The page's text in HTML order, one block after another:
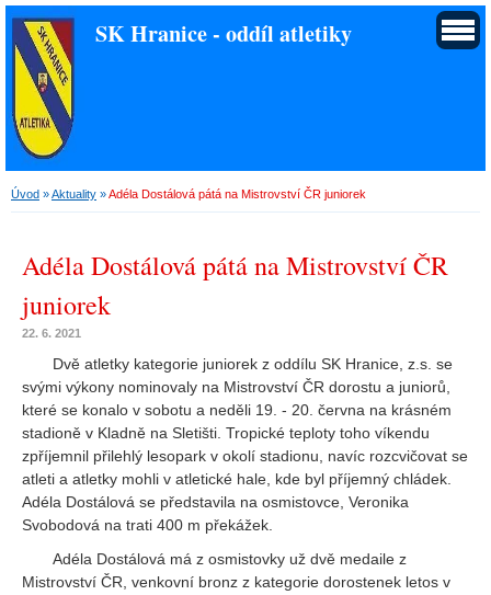
SK Hranice - oddíl atletiky
Úvod »Aktuality »Adéla Dostálová pátá na Mistrovství ČR juniorek
Adéla Dostálová pátá na Mistrovství ČR
juniorek
22. 6. 2021
Dvě atletky kategorie juniorek z oddílu SK Hranice, z.s. se
svými výkony nominovaly na Mistrovství ČR dorostu a juniorů,
které se konalo v sobotu a neděli 19. - 20. června na krásném
stadioně v Kladně na Sletišti. Tropické teploty toho víkendu
zpříjemnil přilehlý lesopark v okolí stadionu, navíc rozcvičovat se
atleti a atletky mohli v atletické hale, kde byl příjemný chládek.
Adéla Dostálová se představila na osmistovce, Veronika
Svobodová na trati 400 m překážek.
Adéla Dostálová má z osmistovky už dvě medaile z
Mistrovství ČR, venkovní bronz z kategorie dorostenek letos v